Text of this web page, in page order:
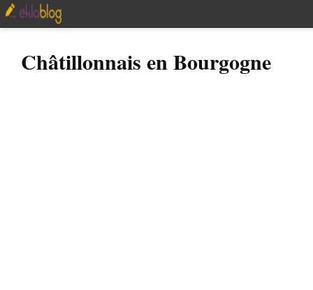
Châtillonnais en Bourgogne